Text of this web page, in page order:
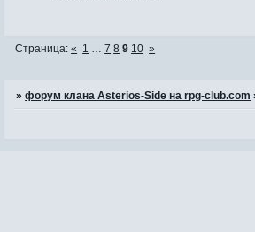
Страница:« 1 … 7 8 9 10 »
»форум клана Asterios-Side на rpg-club.com